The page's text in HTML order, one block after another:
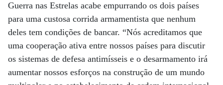
Guerra nas Estrelas acabe empurrando os dois países
para uma custosa corrida armamentista que nenhum
deles tem condições de bancar. “Nós acreditamos que
uma cooperação ativa entre nossos países para discutir
os sistemas de defesa antimísseis e o desarmamento irá
aumentar nossos esforços na construção de um mundo